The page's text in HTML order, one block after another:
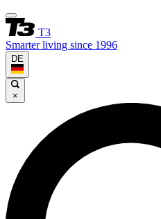
T3
Smarter living since 1996
DE
×